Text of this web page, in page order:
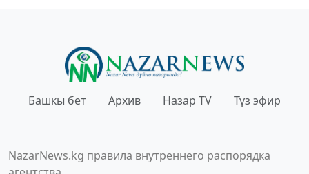
Башкы бет Архив Назар TV Түз эфир
NazarNews.kg правила внутреннего распорядка